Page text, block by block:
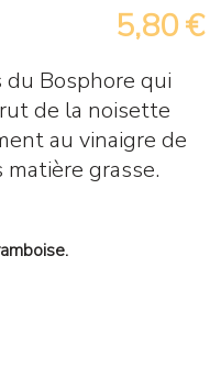
5,80 €
du Bosphore qui
de la noisette
au vinaigre de
grasse.